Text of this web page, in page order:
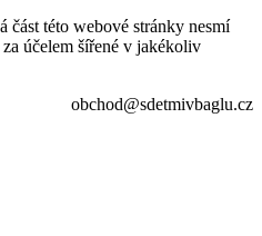
část této webové stránky nesmí
účelem šířené v jakékoliv
obchod@sdetmivbaglu.cz